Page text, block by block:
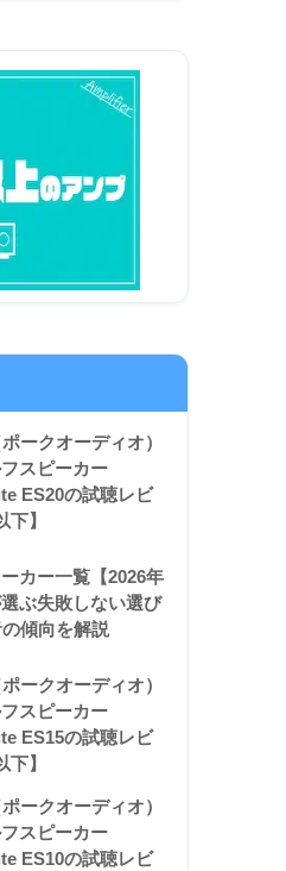
ークオーディオ）
スピーカー
ES20の試聴レビ
】
カー一覧【2026年
ぶ失敗しない選び
傾向を解説
ークオーディオ）
スピーカー
ES15の試聴レビ
】
ークオーディオ）
スピーカー
ES10の試聴レビ